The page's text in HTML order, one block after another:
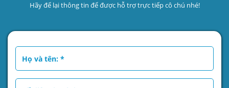
Hãy để lại thông tin để được hỗ trợ trực tiếp cô chú nhé!